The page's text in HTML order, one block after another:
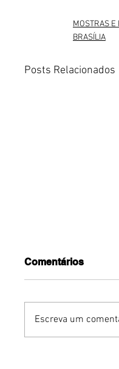
MOSTRAS E
BRASÍLIA
Posts Relacionados
Comentários
Escreva um